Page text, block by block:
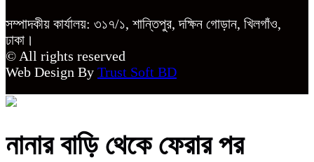
সম্পাদকীয় কার্যালয়: ৩১৭/১, শান্তিপুর, দক্ষিন গোড়ান, খিলগাঁও,
ঢাকা।
© All rights reserved
Web Design By Trust Soft BD
নানার বাড়ি থেকে ফেরার পর